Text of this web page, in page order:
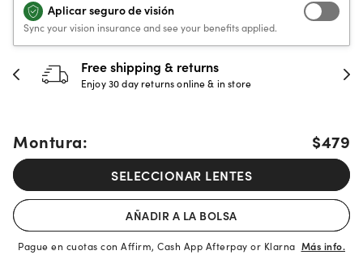
Aplicar seguro de visión
Sync your vision insurance and see your benefits applied.
Free shipping & returns
Enjoy 30 day returns online & in store
Montura: $479
SELECCIONAR LENTES
AÑADIR A LA BOLSA
Pague en cuotas con Affirm, Cash App Afterpay or Klarna Más info.